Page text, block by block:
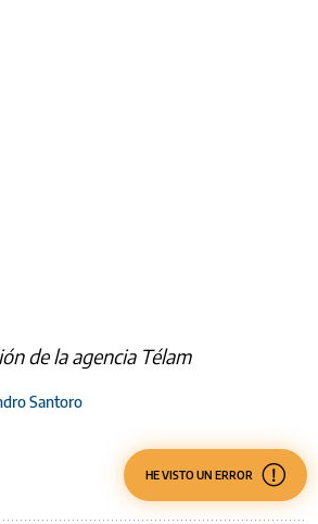
de la agencia Télam
Santoro
HE VISTO UN ERROR